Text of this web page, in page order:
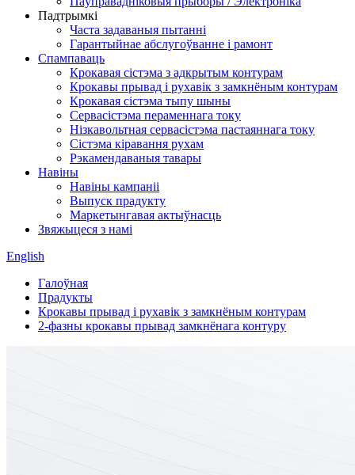
Падтрымкі
Часта задаваныя пытанні
Гарантыйнае абслугоўванне і рамонт
Спампаваць
Крокавая сістэма з адкрытым контурам
Крокавы прывад і рухавік з замкнёным контурам
Крокавая сістэма тыпу шыны
Сервасістэма пераменнага току
Нізкавольтная сервасістэма пастаяннага току
Сістэма кіравання рухам
Рэкамендаваныя тавары
Навіны
Навіны кампаніі
Выпуск прадукту
Маркетынгавая актыўнасць
Звяжыцеся з намі
English
Галоўная
Прадукты
Крокавы прывад і рухавік з замкнёным контурам
2-фазны крокавы прывад замкнёнага контуру